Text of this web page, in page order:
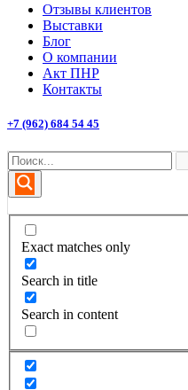
Отзывы клиентов
Выставки
Блог
О компании
Акт ПНР
Контакты
+7 (962) 684 54 45
Exact matches only
Search in title
Search in content